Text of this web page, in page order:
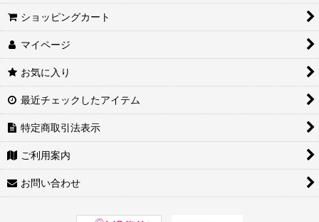
ショッピングカート
マイページ
お気に入り
最近チェックしたアイテム
特定商取引法表示
ご利用案内
お問い合わせ